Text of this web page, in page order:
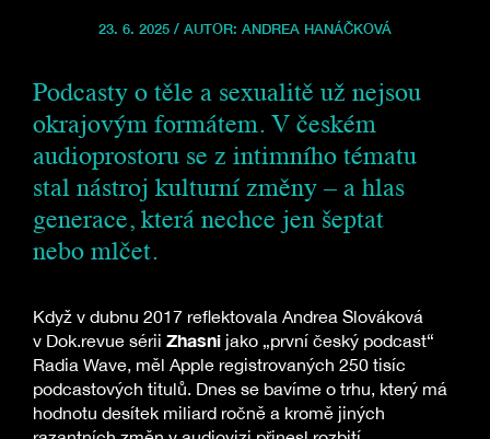
23. 6. 2025 / AUTOR: ANDREA HANÁČKOVÁ
Podcasty o těle a sexualitě už nejsou
okrajovým formátem. V českém
audioprostoru se z intimního tématu
stal nástroj kulturní změny – a hlas
generace, která nechce jen šeptat
nebo mlčet.
Když v dubnu 2017 reflektovala Andrea Slováková
v Dok.revue sérii Zhasni jako „první český podcast“
Radia Wave, měl Apple registrovaných 250 tisíc
podcastových titulů. Dnes se bavíme o trhu, který má
hodnotu desítek miliard ročně a kromě jiných